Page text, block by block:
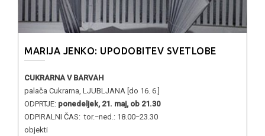
MARIJA JENKO: UPODOBITEV SVETLOBE
CUKRARNA V BARVAH
palača Cukrarna, LJUBLJANA [do 16. 6.]
ODPRTJE: ponedeljek, 21. maj, ob 21.30
ODPIRALNI ČAS: tor.−ned.: 18.00−23.30
objekti